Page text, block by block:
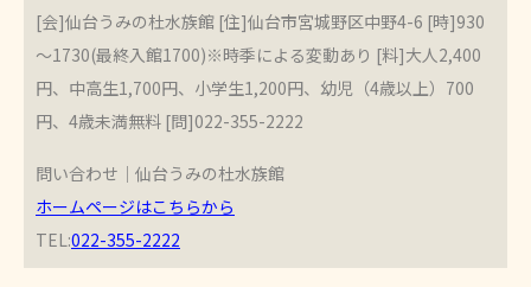
[会]仙台うみの杜水族館 [住]仙台市宮城野区中野4-6 [時]930
～1730(最終入館1700)※時季による変動あり [料]大人2,400
円、中高生1,700円、小学生1,200円、幼児（4歳以上）700
円、4歳未満無料 [問]022-355-2222
問い合わせ｜仙台うみの杜水族館
ホームページはこちらから
TEL:022-355-2222